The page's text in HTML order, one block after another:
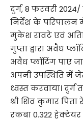
दुर्ग, 8 फरवरी
निर्देश के परिपालन
मुकेश रावटे एवं
गुप्ता द्वारा अवैध
अवैध प्लॉटिंग पाए
अपनी उपस्थिति में
ध्वस्त करवाया।
श्री शिव कुमार पिता
रकबा 0.322 हेक्टेयर